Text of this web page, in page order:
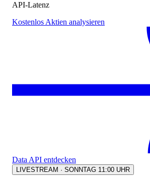
API-Latenz
Kostenlos Aktien analysieren
Data API entdecken
LIVESTREAM · SONNTAG 11:00 UHR